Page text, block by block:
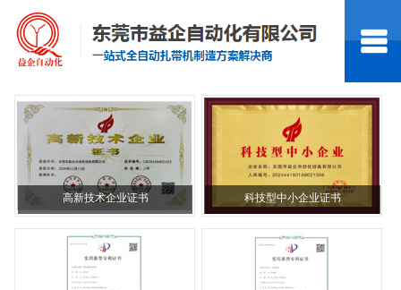
高新技术企业证书 科技型中小企业证书